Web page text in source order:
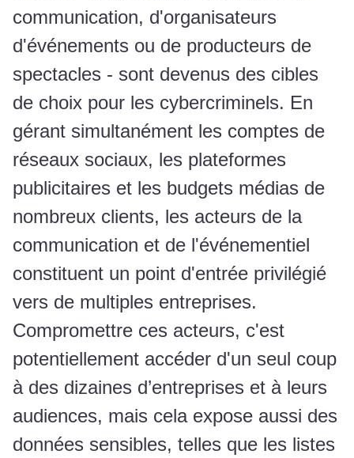
communication, d'organisateurs
d'événements ou de producteurs de
spectacles - sont devenus des cibles
de choix pour les cybercriminels. En
gérant simultanément les comptes de
réseaux sociaux, les plateformes
publicitaires et les budgets médias de
nombreux clients, les acteurs de la
communication et de l'événementiel
constituent un point d'entrée privilégié
vers de multiples entreprises.
Compromettre ces acteurs, c'est
potentiellement accéder d'un seul coup
à des dizaines d’entreprises et à leurs
audiences, mais cela expose aussi des
données sensibles, telles que les listes